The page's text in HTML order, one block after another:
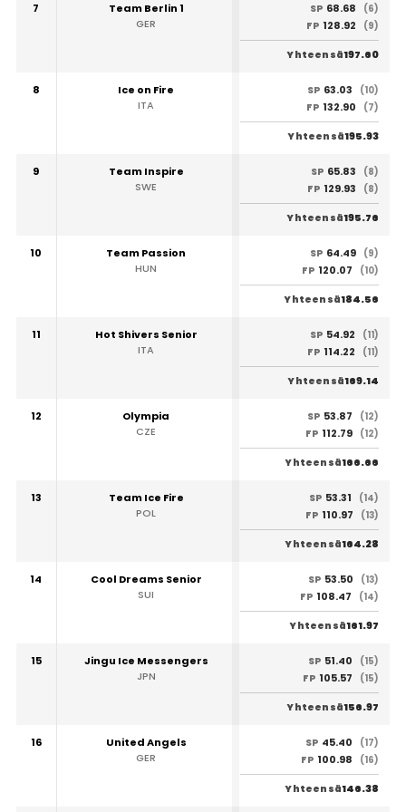
7
Team Berlin 1
GER
SP 68.68
(6)
FP 128.92 (9)
Yhteensä197.60
8
Ice on Fire
ITA
SP 63.03
(10)
FP 132.90 (7)
Yhteensä195.93
9
Team Inspire
SWE
SP 65.83
(8)
FP 129.93 (8)
Yhteensä195.76
10
Team Passion
HUN
SP 64.49 (9)
FP 120.07 (10)
Yhteensä184.56
11
Hot Shivers Senior
ITA
SP 54.92
(11)
FP 114.22 (11)
Yhteensä169.14
12
Olympia
CZE
SP 53.87
(12)
FP 112.79 (12)
Yhteensä166.66
13
Team Ice Fire
POL
SP 53.31
(14)
FP 110.97 (13)
Yhteensä164.28
14
Cool Dreams Senior
SUI
SP 53.50
(13)
FP 108.47 (14)
Yhteensä161.97
15
Jingu Ice Messengers
JPN
SP 51.40
(15)
FP 105.57 (15)
Yhteensä156.97
16
United Angels
GER
SP 45.40
(17)
FP 100.98 (16)
Yhteensä146.38